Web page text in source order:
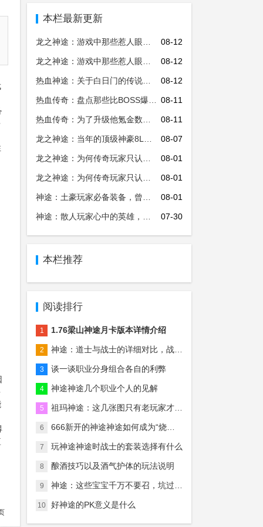
本栏最新更新
08-12
龙之神途：游戏中那些惹人眼红的装备
08-12
龙之神途：游戏中那些惹人眼红的装备
08-12
热血神途：关于白日门的传说你都知道吗，你在这里找过宝宝？
08-11
热血传奇：盘点那些比BOSS爆率还高的精英怪，有一种你绝对想
08-11
热血传奇：为了升级他氪金数万，为了装备他竟买通GM！
08-07
龙之神途：当年的顶级神豪8L时隔多年重新上线，没想到却是一场笑话！
08-01
龙之神途：为何传奇玩家只认传奇游戏？老玩家一句话点出重点！
08-01
龙之神途：为何传奇玩家只认传奇游戏？老玩家一句话点出重点！
08-01
神途：土豪玩家必备装备，曾卖出上百万的高价！
07-30
神途：散人玩家心中的英雄，只靠个人魅力拿下沙巴克城主之位！
本栏推荐
阅读排行
1 1.76梁山神途月卡版本详情介绍
2 神途：道士与战士的详细对比，战士真的后期无敌吗？
3 谈一谈职业分身组合各自的利弊
4 神途神途几个职业个人的见解
5 祖玛神途：这几张图只有老玩家才知道什么意思，慢慢的全是回忆！
6 666新开的神途神途如何成为“烧钱”游戏中最“烧钱”的？
7 玩神途神途时战士的套装选择有什么
8 酿酒技巧以及酒气护体的玩法说明
9 神途：这些宝宝千万不要召，坑过无数的法师玩家！
10 好神途的PK意义是什么